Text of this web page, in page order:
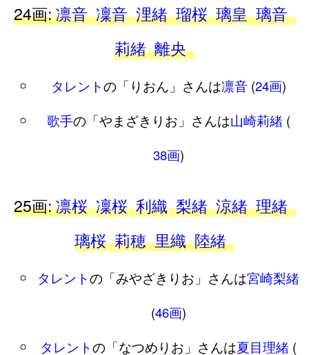
24画:凛音 凜音 浬緒 瑠桜 璃皇 璃音
莉緒 離央
タレントの「りおん」さんは凛音(24画)
歌手の「やまざきりお」さんは山崎莉緒(
38画)
25画:凛桜 凜桜 利織 梨緒 涼緒 理緒
璃桜 莉穂 里織 陸緒
タレントの「みやざきりお」さんは宮崎梨緒
(46画)
タレントの「なつめりお」さんは夏目理緒 (